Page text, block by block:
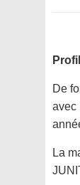
De
avec
La